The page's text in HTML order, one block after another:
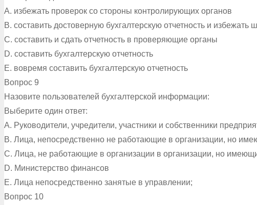
A. избежать проверок со стороны контролирующих органов
B. составить достоверную бухгалтерскую отчетность и избежать
C. составить и сдать отчетность в проверяющие органы
D. составить бухгалтерскую отчетность
E. вовремя составить бухгалтерскую отчетность
Вопрос 9
Назовите пользователей бухгалтерской информации:
Выберите один ответ:
A. Руководители, учредители, участники и собственники
B. Лица, непосредственно не работающие в организации, но
C. Лица, не работающие в организации в организации, но
D. Министерство финансов
E. Лица непосредственно занятые в управлении;
Вопрос 10